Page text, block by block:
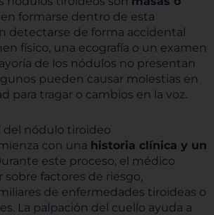
formarse dentro de esta
detectarse de forma accidental
físico, una ecografía o un examen
de los nódulos no presentan
pueden causar molestias en
para tragar o cambios en la voz.
del nódulo tiroideo
con una historia clínica y un
este proceso, el médico
factores de riesgo,
de enfermedades tiroideas o
La palpación del cuello ayuda a